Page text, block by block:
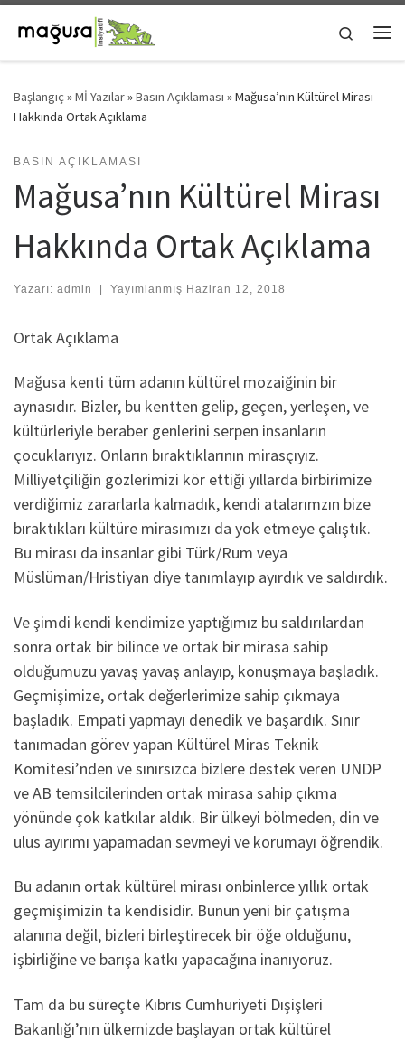
Skip to content
Search
Başlangıç »Mİ Yazılar»Basın Açıklaması »Mağusa’nın Kültürel Mirası
Hakkında Ortak Açıklama
BASIN AÇIKLAMASI
Mağusa’nın Kültürel Mirası
Hakkında Ortak Açıklama
Yazarı: admin | Yayımlanmış Haziran 12, 2018
Ortak Açıklama
Mağusa kenti tüm adanın kültürel mozaiğinin bir
aynasıdır. Bizler, bu kentten gelip, geçen, yerleşen, ve
kültürleriyle beraber genlerini serpen insanların
çocuklarıyız. Onların bıraktıklarının mirasçıyız.
Milliyetçiliğin gözlerimizi kör ettiği yıllarda birbirimize
verdiğimiz zararlarla kalmadık, kendi atalarımzın bize
bıraktıkları kültüre mirasımızı da yok etmeye çalıştık.
Bu mirası da insanlar gibi Türk/Rum veya
Müslüman/Hristiyan diye tanımlayıp ayırdık ve saldırdık.
Ve şimdi kendi kendimize yaptığımız bu saldırılardan
sonra ortak bir bilince ve ortak bir mirasa sahip
olduğumuzu yavaş yavaş anlayıp, konuşmaya başladık.
Geçmişimize, ortak değerlerimize sahip çıkmaya
başladık. Empati yapmayı denedik ve başardık. Sınır
tanımadan görev yapan Kültürel Miras Teknik
Komitesi’nden ve sınırsızca bizlere destek veren UNDP
ve AB temsilcilerinden ortak mirasa sahip çıkma
yönünde çok katkılar aldık. Bir ülkeyi bölmeden, din ve
ulus ayırımı yapamadan sevmeyi ve korumayı öğrendik.
Bu adanın ortak kültürel mirası onbinlerce yıllık ortak
geçmişimizin ta kendisidir. Bunun yeni bir çatışma
alanına değil, bizleri birleştirecek bir öğe olduğunu,
işbirliğine ve barışa katkı yapacağına inanıyoruz.
Tam da bu süreçte Kıbrıs Cumhuriyeti Dışişleri
Bakanlığı’nın ülkemizde başlayan ortak kültürel